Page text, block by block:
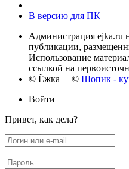
В версию для ПК
Администрация ejka.ru
публикации,
Использование
ссылкой на
© Ёжка © Шопик -
Войти
Привет, как дела?